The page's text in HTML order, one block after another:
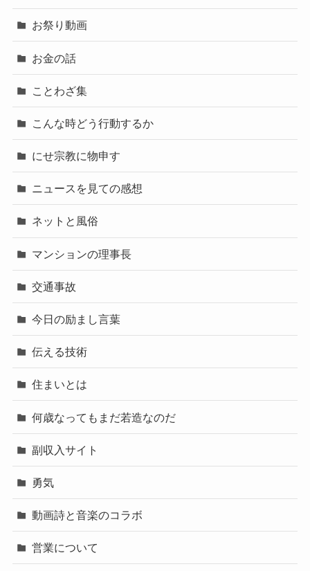
お祭り動画
お金の話
ことわざ集
こんな時どう行動するか
にせ宗教に物申す
ニュースを見ての感想
ネットと風俗
マンションの理事長
交通事故
今日の励まし言葉
伝える技術
住まいとは
何歳なってもまだ若造なのだ
副収入サイト
勇気
動画詩と音楽のコラボ
営業について